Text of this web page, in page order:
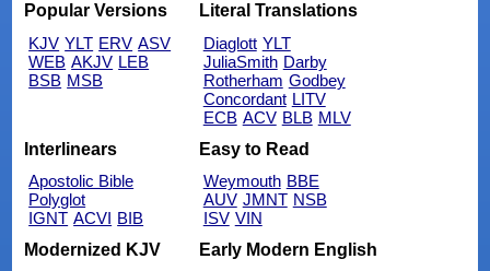
Popular Versions
KJV YLT ERV ASV
WEB AKJV LEB
BSB MSB
Literal Translations
Diaglott YLT
JuliaSmith Darby
Rotherham Godbey
Concordant LITV
ECB ACV BLB MLV
Interlinears
Apostolic Bible
Polyglot
IGNT ACVI BIB
Easy to Read
Weymouth BBE
AUV JMNT NSB
ISV VIN
Modernized KJV
Early Modern English